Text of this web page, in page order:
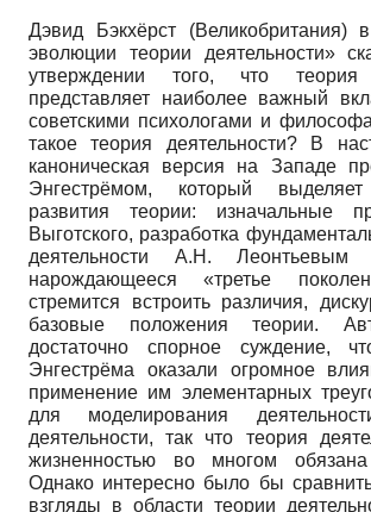
Дэвид Бэкхёрст (Великобритания)
эволюции теории деятельности»
утверждении того, что теория
представляет наиболее важный
советскими психологами и
такое теория деятельности? В
каноническая версия на Западе
Энгестрёмом, который
развития теории: изначальные
Выготского, разработка
деятельности А.Н.
нарождающееся «третье
стремится встроить различия,
базовые положения теории.
достаточно спорное суждение,
Энгестрёма оказали огромное
применение им элементарных
для моделирования
деятельности, так что теория
жизненностью во многом
Однако интересно было бы
взгляды в области теории